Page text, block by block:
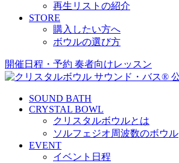
再生リストの紹介
STORE
購入したい方へ
ボウルの選び方
開催日程・予約 奏者向けレッスン
SOUND BATH
CRYSTAL BOWL
クリスタルボウルとは
ソルフェジオ周波数のボウル
EVENT
イベント日程